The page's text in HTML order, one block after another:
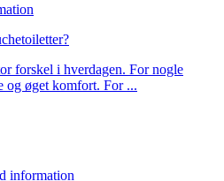
forskel i hverdagen. For nogle
og øget komfort. For ...
information